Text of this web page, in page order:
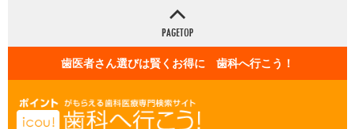
歯医者さん選びは賢くお得に 歯科へ行こう！